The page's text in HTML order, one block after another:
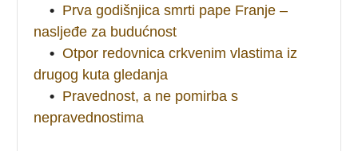
• Prva godišnjica smrti pape Franje –
nasljeđe za budućnost
• Otpor redovnica crkvenim vlastima iz
drugog kuta gledanja
• Pravednost, a ne pomirba s
nepravednostima